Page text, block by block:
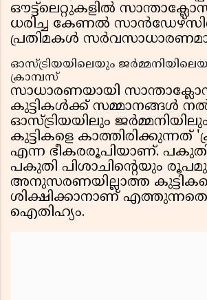
ഔട്ട്‌ലെറ്റുകളിൽ
ധരിച്ച കേണൽ
പ്രതിമകൾ
ഓസ്ട്രിയയിലെയും
ക്രാമ്പസ്
സാധാരണയായി
കുട്ടികൾക്ക് സമ്മാനങ്ങൾ
ഓസ്ട്രിയയിലും
കുട്ടികളെ കാത്തിരിക്കുന്നത്
എന്ന ഭീകരരൂപിയാണ്.
പകുതി പിശാചിന്റെയും
അനുസരണയില്ലാത്ത
ശിക്ഷിക്കാനാണ്
ഐതിഹ്യം.